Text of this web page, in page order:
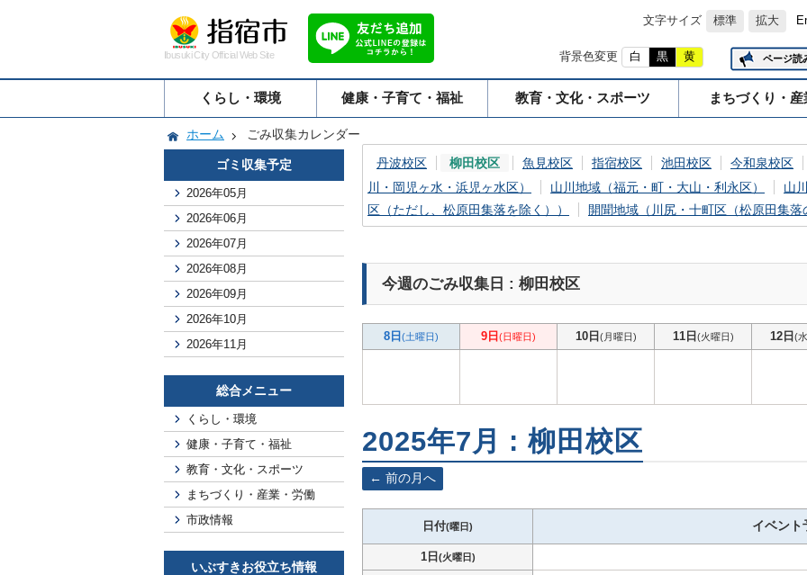
文字サイズ 標準 拡大
Ibusuki City Official Web Site 背景色変更 白 黒 黄 ページ読
くらし・環境 健康・子育て・福祉 教育・文化・スポーツ まちづくり・
ホーム ごみ収集カレンダー
ゴミ収集予定
2026年05月
2026年06月
2026年07月
2026年08月
2026年09月
2026年10月
2026年11月
総合メニュー
くらし・環境
健康・子育て・福祉
教育・文化・スポーツ
まちづくり・産業・労働
市政情報
いぶすきお役立ち情報
丹波校区 柳田校区 魚見校区 指宿校区 池田校区 今和泉校区
川・岡児ヶ水・浜児ヶ水区）
山川地域（福元・町・大山・利永区） 山
区（ただし、松原田集落を除く））
開聞地域（川尻・十町区（松原田集落
今週のごみ収集日 : 柳田校区
8日 (土曜日) 9日 (日曜日) 10日 (月曜日) 11日 (火曜日) 12日 (
2025年7月 : 柳田校区
前の月へ
日付(曜日) イベント
1日 (火曜日)